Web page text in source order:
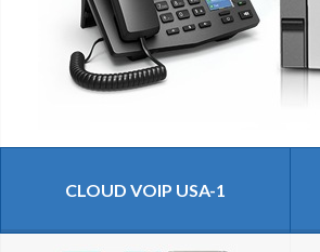
CLOUD VOIP USA-1